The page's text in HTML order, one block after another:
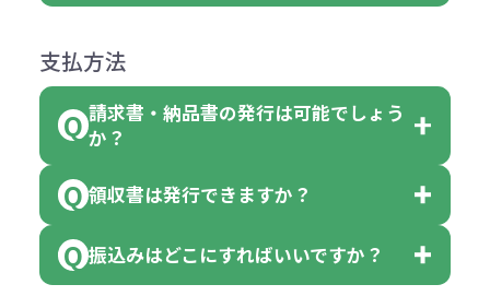
費用）
品詳細の購入の所で色が選べるよう
になっております。
クエアトート」は10個単位でしたら
色を指定出来るので、ピンクを100
個、ブルーを90個、イエローを110
【色指定の仕方】
合
●名入れ、オリジナルの内容が異な
っていた場合
または返金にて対応させていただき
ます。
その際不良品については送料着払い
は下記の通りです。
計算例：
＜1色印刷の場合＞
（提供価格（商品代）+名入れ費用
（印刷代））×枚数+製版代
（提供価格（商品代）+名入れ費用
商品によりますが、お見積もりさせ
ていただきます。
見積もりサポートから個別でお問い
支払方法
請求書・納品書の発行は可能でしょう
か？
会員様はマイページより各種帳票の
ダウンロードが可能です。
詳しくはこちらはご確認ください。
領収書は発行できますか？
会員様はマイページより各種帳票の
振込みはどこにすればいいですか？